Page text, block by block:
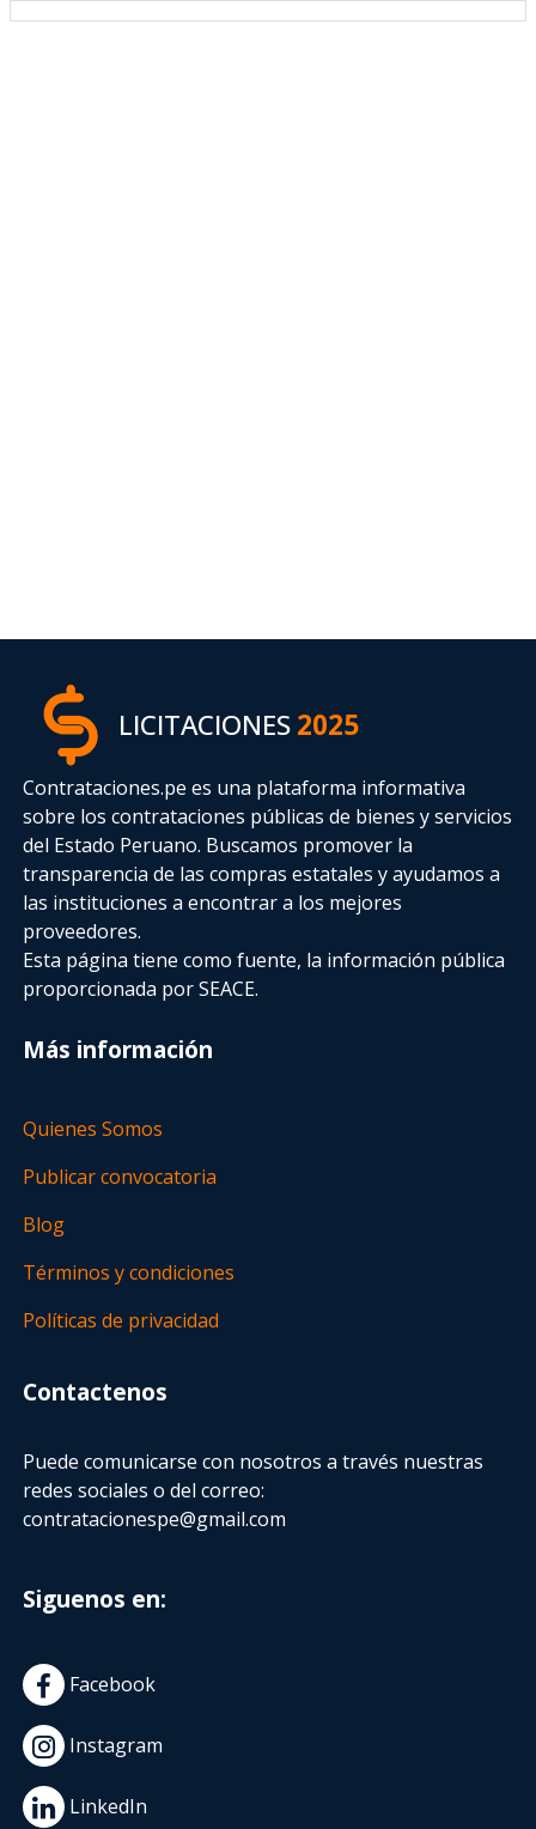
LICITACIONES2025
Contrataciones.pe es una plataforma informativa
sobre los contrataciones públicas de bienes y servicios
del Estado Peruano. Buscamos promover la
transparencia de las compras estatalesy ayudamos a
las instituciones a encontrar a los mejores
proveedores.
Esta página tiene como fuente, la información pública
proporcionada por SEACE.
Más información
Quienes Somos
Publicar convocatoria
Blog
Términos y condiciones
Políticas de privacidad
Contactenos
Puede comunicarse con nosotros a través nuestras
redes sociales o del correo:
contratacionespe@gmail.com
Siguenos en:
Facebook
Instagram
LinkedIn